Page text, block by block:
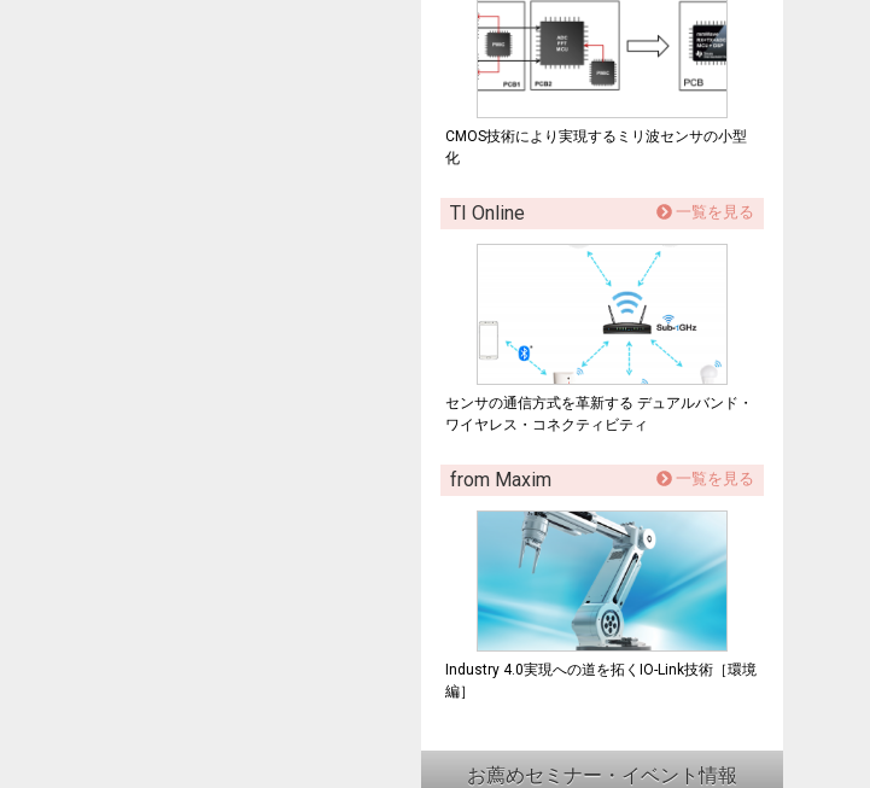
CMOS技術により実現するミリ波センサの小型
化
TI Online 一覧を見る
センサの通信方式を革新する デュアルバンド・
ワイヤレス・コネクティビティ
from Maxim 一覧を見る
Industry 4.0実現への道を拓くIO-Link技術［環境
編］
お薦めセミナー・イベント情報